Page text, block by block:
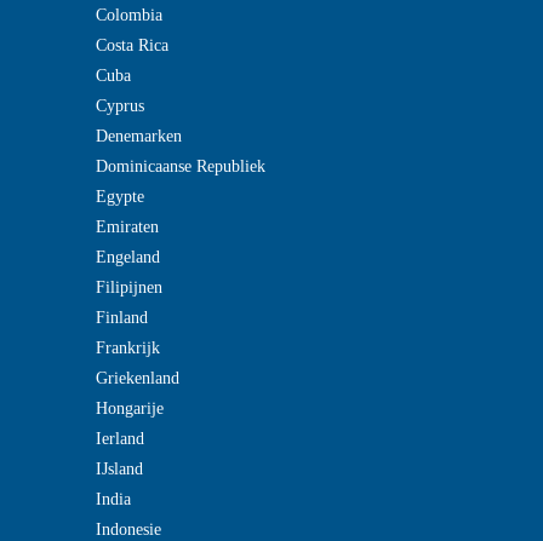
Colombia
Costa Rica
Cuba
Cyprus
Denemarken
Dominicaanse Republiek
Egypte
Emiraten
Engeland
Filipijnen
Finland
Frankrijk
Griekenland
Hongarije
Ierland
IJsland
India
Indonesie